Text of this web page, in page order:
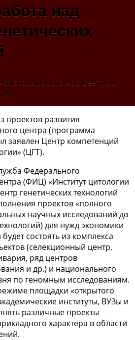
над
проектов развития
центра (программа
заявлен Центр компетенций
(ЦГТ).
Федерального
(ФИЦ) «Институт цитологии
генетических технологий
проектов «полного
научных исследований до
для нужд экономики
состоять из комплекса
(селекционный центр,
ряд центров
и др.) и национального
по геномным исследованиям.
площадки «открытого
институты, ВУЗы и
различные проекты
характера в области